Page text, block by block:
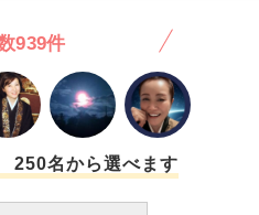
、というと、『お姉ちゃんに
われました。 私だけ父親
産をしたときにも言われ、ず
それが全く伝わっていなく、
傷付いているのに、姉にも言
と絶句しました。 そして
939件
250名から選べます